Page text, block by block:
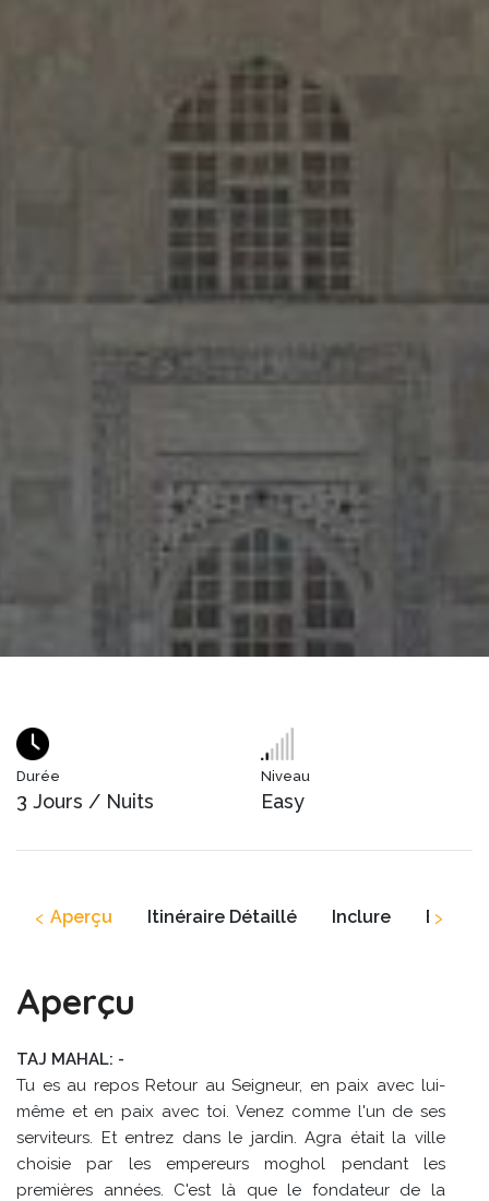
Durée
3 Jours / Nuits
Niveau
Easy
Aperçu Itinéraire Détaillé Inclure Exclure
‹ ›
Aperçu
TAJ MAHAL: -
Tu es au repos Retour au Seigneur, en paix avec lui-
même et en paix avec toi. Venez comme l'un de ses
serviteurs. Et entrez dans le jardin. Agra était la ville
choisie par les empereurs moghol pendant les
premières années. C'est là que le fondateur de la